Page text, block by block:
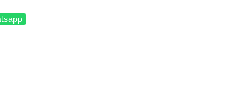
UITZENDING EXTRA RAADSVERGADERING 2 SEPTEMBER